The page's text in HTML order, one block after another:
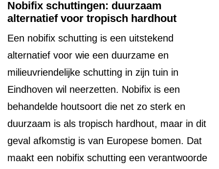
Nobifix schuttingen: duurzaam
alternatief voor tropisch hardhout
Een nobifix schutting is een uitstekend
alternatief voor wie een duurzame en
milieuvriendelijke schutting in zijn tuin in
Eindhoven wil neerzetten. Nobifix is een
behandelde houtsoort die net zo sterk en
duurzaam is als tropisch hardhout, maar in dit
geval afkomstig is van Europese bomen. Dat
maakt een nobifix schutting een verantwoorde